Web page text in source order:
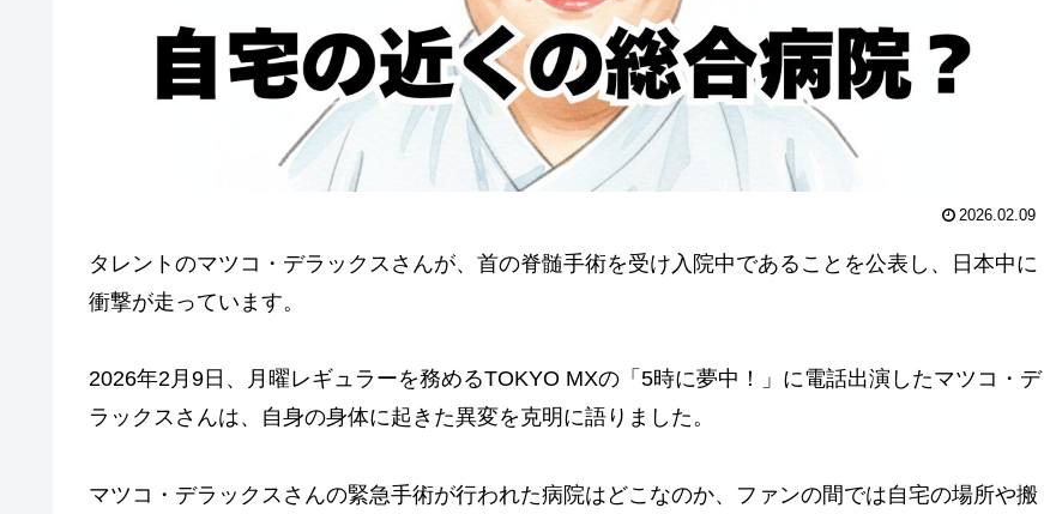
2026.02.09
タレントのマツコ・デラックスさんが、首の脊髄手術を受け入院中であることを公表し、日本中に
衝撃が走っています。
2026年2月9日、月曜レギュラーを務めるTOKYO MXの「5時に夢中！」に電話出演したマツコ・デ
ラックスさんは、自身の身体に起きた異変を克明に語りました。
マツコ・デラックスさんの緊急手術が行われた病院はどこなのか、ファンの間では自宅の場所や搬